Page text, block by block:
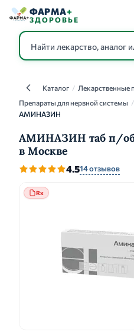
ФАРМА+
ЗДОРОВЬЕ
КаталогКаталог / Лекарственные
Препараты для нервной системы /
АМИНАЗИН
АМИНАЗИН таб п/об
в Москве
4.514 отзывов
Rx